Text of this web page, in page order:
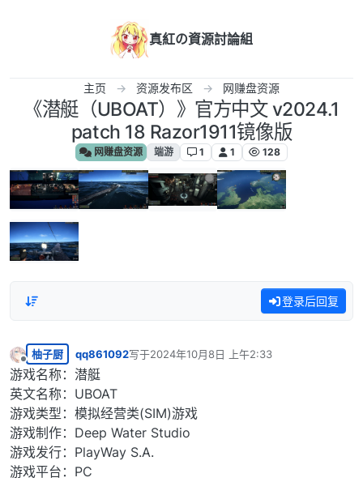
真紅の資源討論組
主页 资源发布区 网赚盘资源
《潜艇（UBOAT）》官方中文 v2024.1
patch 18 Razor1911镜像版
网赚盘资源 端游 1 1 128
登录后回复
离线
柚子厨 qq861092写于2024年10月8日 上午2:33
最后由 编辑
游戏名称：潜艇
英文名称：UBOAT
游戏类型：模拟经营类(SIM)游戏
游戏制作：Deep Water Studio
游戏发行：PlayWay S.A.
游戏平台：PC